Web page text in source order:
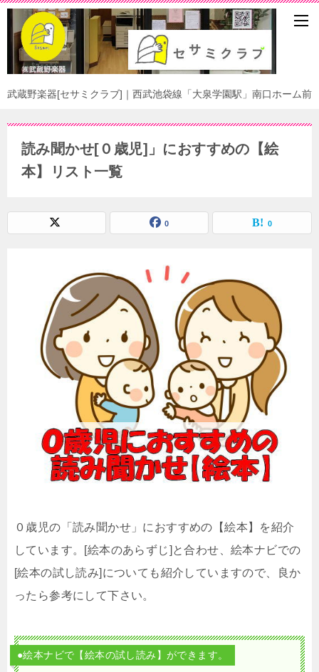
武蔵野楽器[セサミクラブ]｜西武池袋線「大泉学園駅」南口ホーム前
読み聞かせ[０歳児]」におすすめの【絵
本】リスト一覧
0 0
０歳児の「読み聞かせ」におすすめの【絵本】を紹介
しています。[絵本のあらずじ]と合わせ、絵本ナビでの
[絵本の試し読み]についても紹介していますので、良か
ったら参考にして下さい。
●絵本ナビで【絵本の試し読み】ができます。